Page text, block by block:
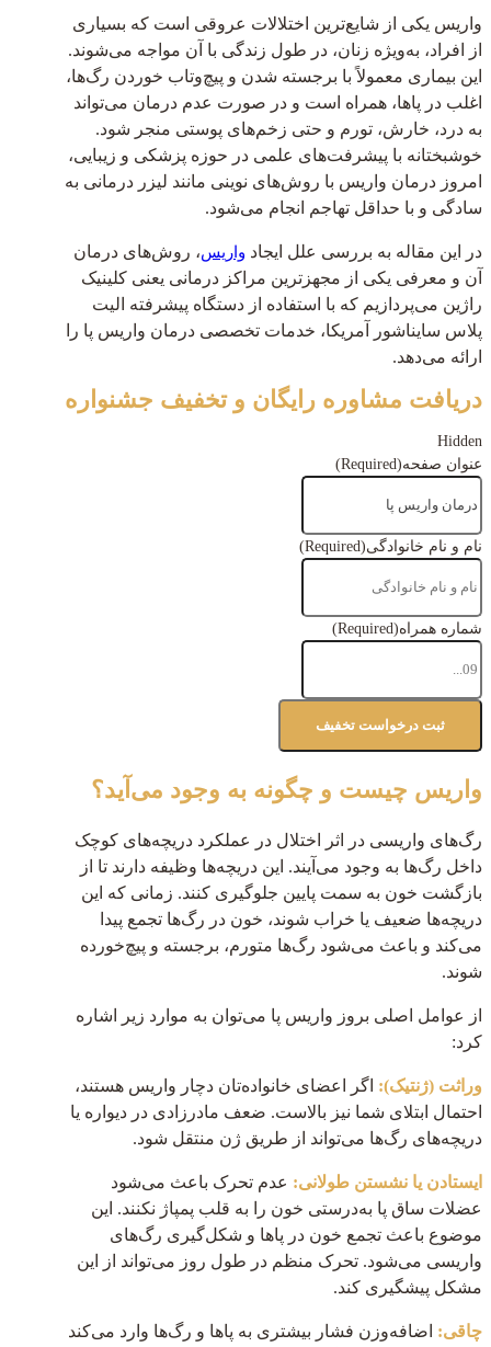
واریس یکی از شایع‌ترین اختلالات عروقی است که بسیاری
از افراد، به‌ویژه زنان، در طول زندگی با آن مواجه می‌شوند.
این بیماری معمولاً با برجسته شدن و پیچ‌وتاب خوردن رگ‌ها،
اغلب در پاها، همراه است و در صورت عدم درمان می‌تواند
به درد، خارش، تورم و حتی زخم‌های پوستی منجر شود.
خوشبختانه با پیشرفت‌های علمی در حوزه پزشکی و زیبایی،
امروز درمان واریس با روش‌های نوینی مانند لیزر درمانی به
سادگی و با حداقل تهاجم انجام می‌شود.
در این مقاله به بررسی علل ایجاد واریس، روش‌های درمان
آن و معرفی یکی از مجهزترین مراکز درمانی یعنی کلینیک
راژین می‌پردازیم که با استفاده از دستگاه پیشرفته الیت
پلاس سایناشور آمریکا، خدمات تخصصی درمان واریس پا را
ارائه می‌دهد.
دریافت مشاوره رایگان و تخفیف جشنواره
Hidden
عنوان صفحه(Required)
نام و نام خانوادگی(Required)
شماره همراه(Required)
واریس چیست و چگونه به وجود می‌آید؟
رگ‌های واریسی در اثر اختلال در عملکرد دریچه‌های کوچک
داخل رگ‌ها به وجود می‌آیند. این دریچه‌ها وظیفه دارند تا از
بازگشت خون به سمت پایین جلوگیری کنند. زمانی که این
دریچه‌ها ضعیف یا خراب شوند، خون در رگ‌ها تجمع پیدا
می‌کند و باعث می‌شود رگ‌ها متورم، برجسته و پیچ‌خورده
شوند.
از عوامل اصلی بروز واریس پا می‌توان به موارد زیر اشاره
کرد:
وراثت (ژنتیک): اگر اعضای خانواده‌تان دچار واریس هستند،
احتمال ابتلای شما نیز بالاست. ضعف مادرزادی در دیواره یا
دریچه‌های رگ‌ها می‌تواند از طریق ژن منتقل شود.
ایستادن یا نشستن طولانی: عدم تحرک باعث می‌شود
عضلات ساق پا به‌درستی خون را به قلب پمپاژ نکنند. این
موضوع باعث تجمع خون در پاها و شکل‌گیری رگ‌های
واریسی می‌شود. تحرک منظم در طول روز می‌تواند از این
مشکل پیشگیری کند.
چاقی: اضافه‌وزن فشار بیشتری به پاها و رگ‌ها وارد می‌کند